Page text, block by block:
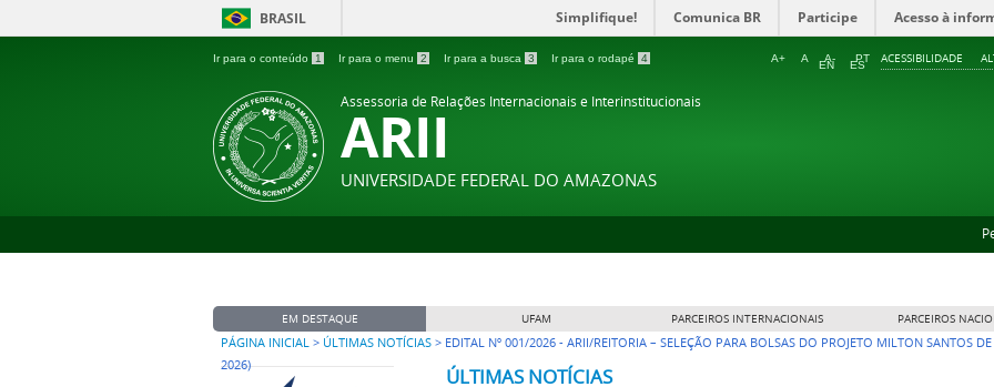
BRASIL Simplifique! Comunica BR Participe Acesso à
Ir para o conteúdo 1 Ir para o menu 2 Ir para a busca 3 Ir para o rodapé 4 ACESSIBILIDADE
A+ A A- PT
EN ES
Assessoria de Relações Internacionais e Interinstitucionais
ARII
UNIVERSIDADE FEDERAL DO AMAZONAS
EM DESTAQUE UFAM PARCEIROS INTERNACIONAIS PARCEIROS
PÁGINA INICIAL > ÚLTIMAS NOTÍCIAS > EDITAL Nº 001/2026 - ARII/REITORIA – SELEÇÃO PARA BOLSAS DO PROJETO MILTON SANTOS
2026)
ÚLTIMAS NOTÍCIAS